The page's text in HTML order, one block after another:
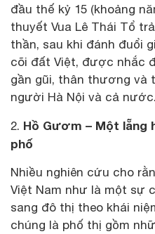
đầu thế kỷ 15 (khoảng
thuyết Vua Lê Thái Tổ
thần, sau khi đánh đuổi
cõi đất Việt, được nhắc
gần gũi, thân thương và
người Hà Nội và cả nước.
2. Hồ Gươm – Một lẵng
phố
Nhiều nghiên cứu cho
Việt Nam như là một sự
sang đô thị theo khái
chúng là phố thị gồm